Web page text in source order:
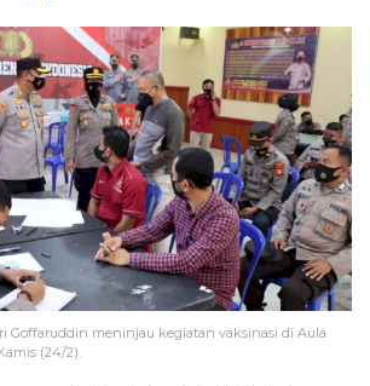
Goffaruddin meninjau kegiatan vaksinasi di Aula
(24/2).